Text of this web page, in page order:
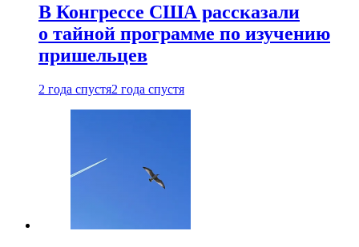
В Конгрессе США рассказали
о тайной программе по изучению
пришельцев
2 года спустя2 года спустя